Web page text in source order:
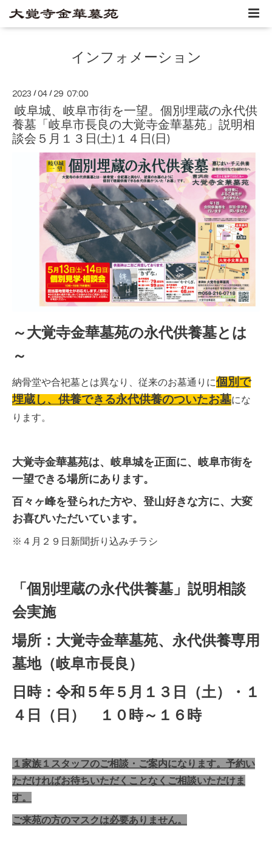
インフォメーション
2023 /04 / 29 07:00
岐阜城、岐阜市街を一望。個別埋蔵の永代供
養墓「岐阜市長良の大覚寺金華墓苑」説明相
談会５月１３日(土)１４日(日)
～大覚寺金華墓苑の永代供養墓とは
～
納骨堂や合祀墓とは異なり、従来のお墓通りに個別で
埋蔵し、供養できる永代供養のついたお墓にな
ります。
大覚寺金華墓苑は、岐阜城を正面に、岐阜市街を
一望できる場所にあります。
百々ヶ峰を登られた方や、登山好きな方に、大変
お喜びいただいています。
※４月２９日新聞折り込みチラシ
「個別埋蔵の永代供養墓」説明相談
会実施
場所：大覚寺金華墓苑、永代供養専用
墓地（岐阜市長良）
日時：令和５年５ 月１３日（土）・１
４日（日） １０時～１６時
１家族１スタッフのご相談・ご案内になります。予約い
ただければお待ちいただくことなくご相談いただけま
す。
ご来苑の方のマスクは必要ありません。